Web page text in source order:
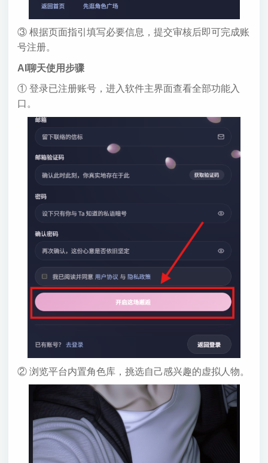
③ 根据页面指引填写必要信息，提交审核后即可完成账
号注册。
AI聊天使用步骤
① 登录已注册账号，进入软件主界面查看全部功能入
口。
② 浏览平台内置角色库，挑选自己感兴趣的虚拟人物。